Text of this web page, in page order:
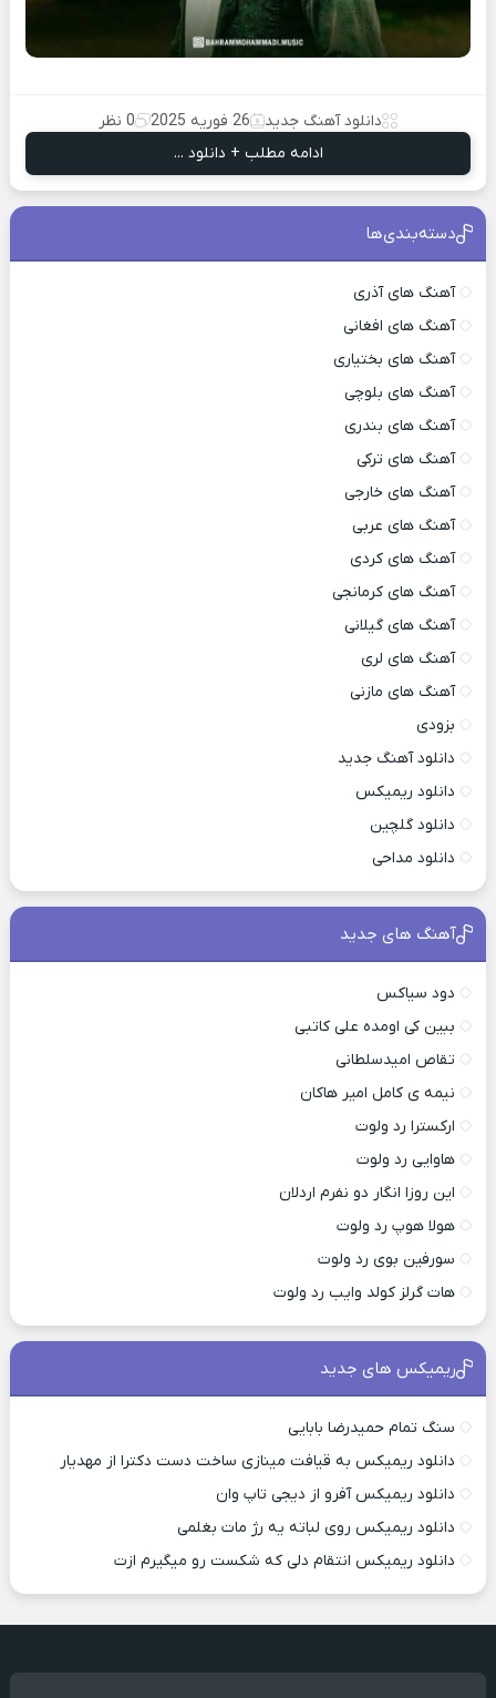
دانلود آهنگ جدید 26 فوریه 2025
0 نظر
ادامه مطلب + دانلود ...
دسته‌بندی‌ها
آهنگ های آذری
آهنگ های افغانی
آهنگ های بختیاری
آهنگ های بلوچی
آهنگ های بندری
آهنگ های ترکی
آهنگ های خارجی
آهنگ های عربی
آهنگ های کردی
آهنگ های کرمانجی
آهنگ های گیلانی
آهنگ های لری
آهنگ های مازنی
بزودی
دانلود آهنگ جدید
دانلود ریمیکس
دانلود گلچین
دانلود مداحی
آهنگ های جدید
دود سیاکس
ببین کی اومده علی کاتبی
تقاص امیدسلطانی
نیمه ی کامل امیر هاکان
ارکسترا رد ولوت
هاوایی رد ولوت
این روزا انگار دو نفرم اردلان
هولا هوپ رد ولوت
سورفین بوی رد ولوت
هات گرلز کولد وایب رد ولوت
ریمیکس های جدید
سنگ تمام حمیدرضا بابایی
دانلود ریمیکس به قیافت مینازی ساخت دست دکترا از مهدیار
دانلود ریمیکس آفرو از ديجی تاپ وان
دانلود ریمیکس روی لباته یه رژ مات بغلمی
دانلود ریمیکس انتقام دلی که شکست رو میگیرم ازت